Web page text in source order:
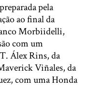
pela
ao final da
Morbiidelli,
com um
Álex Rins, da
Viñales, da
com uma Honda